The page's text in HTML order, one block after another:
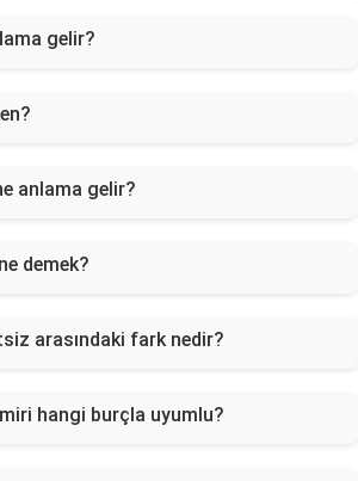
gelir?
anlama gelir?
demek?
arasındaki fark nedir?
hangi burçla uyumlu?